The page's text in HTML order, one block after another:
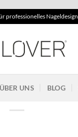
professionelles Nageldesign
ÜBER UNS BLOG